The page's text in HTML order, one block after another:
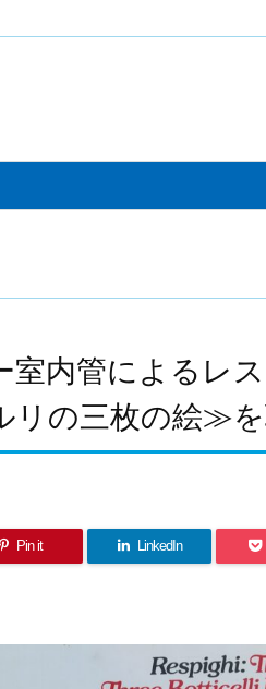
室内管によるレ
の三枚の絵≫を
Pin it LinkedIn